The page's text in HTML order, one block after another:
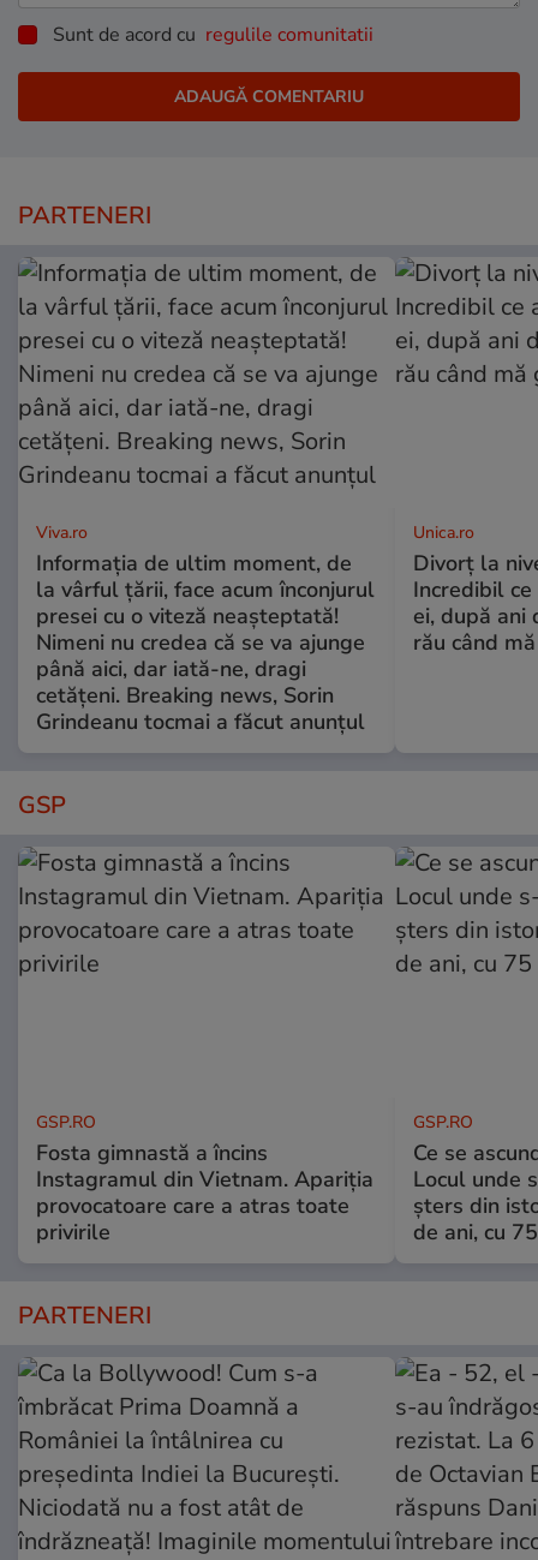
Sunt de acord cu regulile comunitatii
PARTENERI
Viva.ro
Informația de ultim moment, de
la vârful țării, face acum înconjurul
presei cu o viteză neașteptată!
Nimeni nu credea că se va ajunge
până aici, dar iată-ne, dragi
cetățeni. Breaking news, Sorin
Grindeanu tocmai a făcut anunțul
Unica.ro
Divorț la
Incredibil
ei, după ani
rău când
GSP
GSP.RO
Fosta gimnastă a încins
Instagramul din Vietnam. Apariția
provocatoare care a atras toate
privirile
GSP.RO
Ce se
Locul unde
șters din
de ani, cu
PARTENERI